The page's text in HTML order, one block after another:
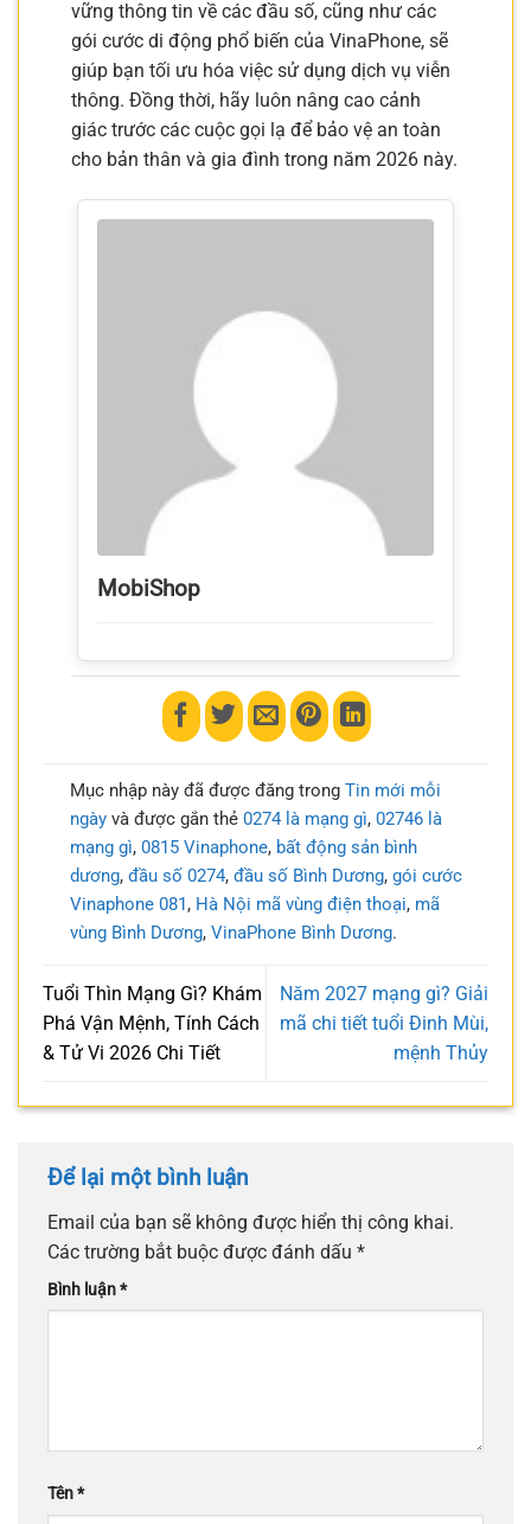
vững thông tin về các đầu số, cũng như các
gói cước di động phổ biến của VinaPhone, sẽ
giúp bạn tối ưu hóa việc sử dụng dịch vụ viễn
thông. Đồng thời, hãy luôn nâng cao cảnh
giác trước các cuộc gọi lạ để bảo vệ an toàn
cho bản thân và gia đình trong năm 2026 này.
MobiShop
Mục nhập này đã được đăng trong Tin mới mỗi
ngàyvà được gắn thẻ 0274 là mạng gì, 02746 là
mạng gì, 0815 Vinaphone, bất động sản bình
dương, đầu số 0274, đầu số Bình Dương, gói cước
Vinaphone 081, Hà Nội mã vùng điện thoại, mã
vùng Bình Dương, VinaPhone Bình Dương.
Tuổi Thìn Mạng Gì? Khám
Phá Vận Mệnh, Tính Cách
& Tử Vi 2026 Chi Tiết
Năm 2027 mạng gì? Giải
mã chi tiết tuổi Đinh Mùi,
mệnh Thủy
Để lại một bình luận
Email của bạn sẽ không được hiển thị công khai.
Các trường bắt buộc được đánh dấu *
Bình luận*
Tên*